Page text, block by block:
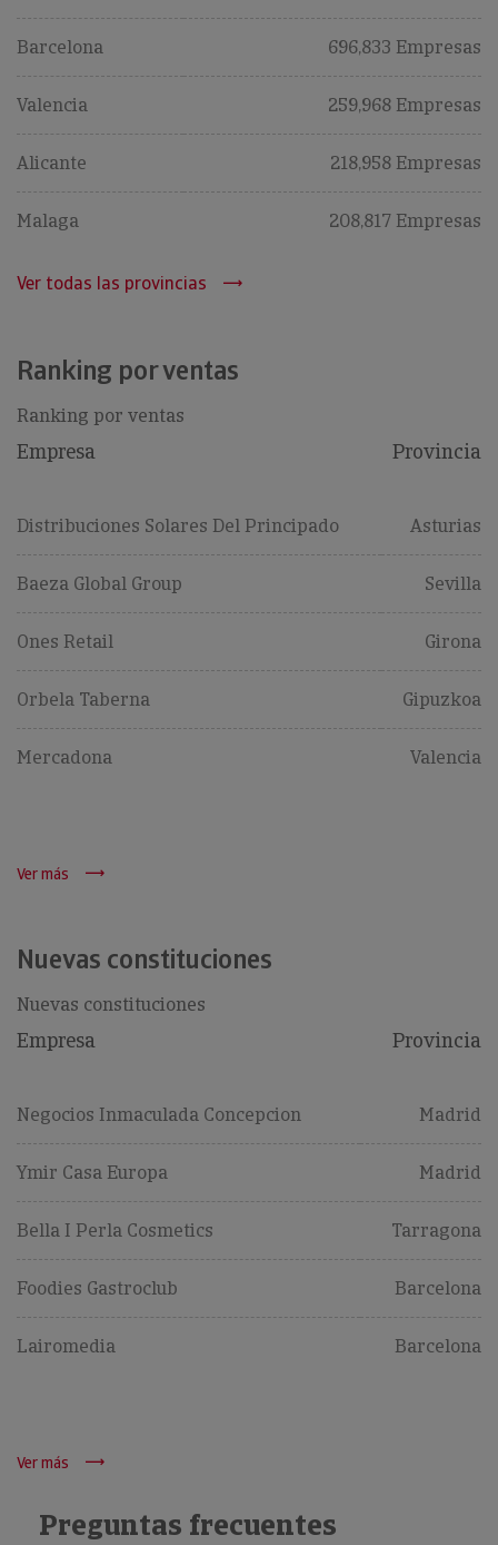
Barcelona 696,833 Empresas
Valencia 259,968 Empresas
Alicante 218,958 Empresas
Malaga 208,817 Empresas
Ver todas las provincias
Ranking por ventas
Ranking por ventas
Empresa Provincia
Distribuciones Solares Del Principado Asturias
Baeza Global Group Sevilla
Ones Retail Girona
Orbela Taberna Gipuzkoa
Mercadona Valencia
Ver más
Nuevas constituciones
Nuevas constituciones
Empresa Provincia
Negocios Inmaculada Concepcion Madrid
Ymir Casa Europa Madrid
Bella I Perla Cosmetics Tarragona
Foodies Gastroclub Barcelona
Lairomedia Barcelona
Ver más
Preguntas frecuentes